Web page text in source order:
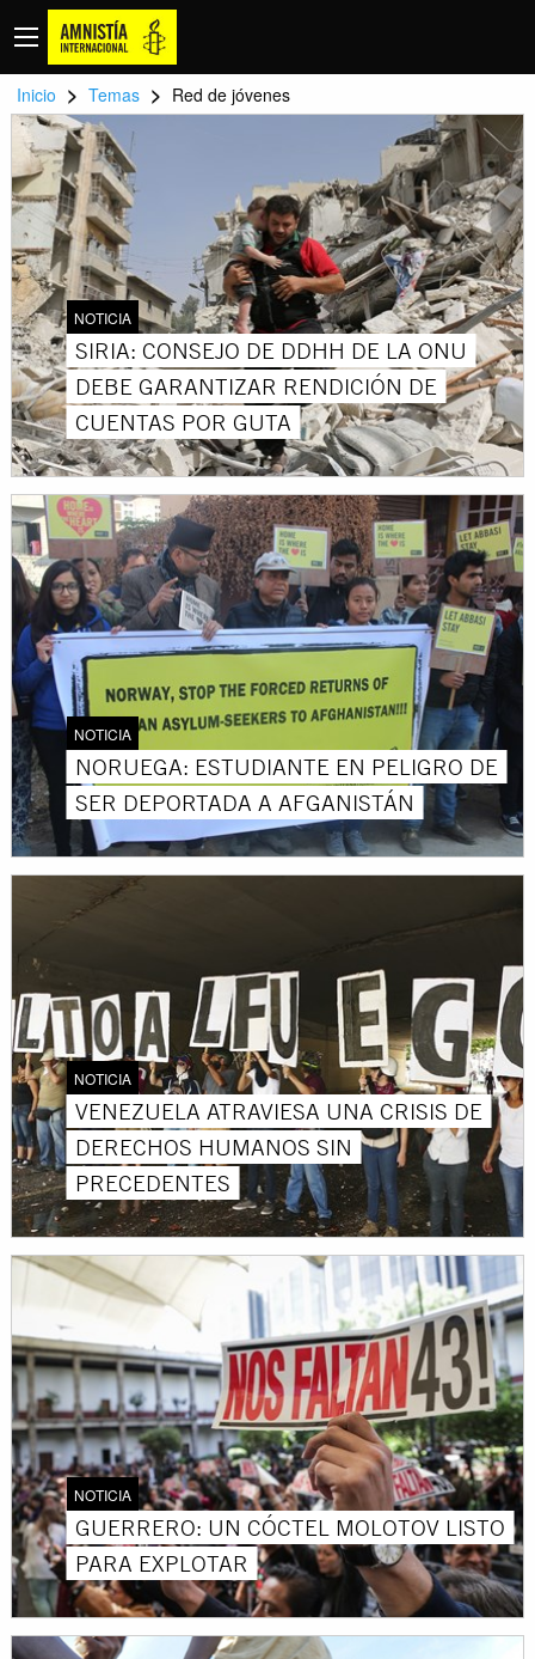
Inicio > Temas > Red de jóvenes
NOTICIA
SIRIA: CONSEJO DE DDHH DE LA ONU
DEBE GARANTIZAR RENDICIÓN DE
CUENTAS POR GUTA
NOTICIA
NORUEGA: ESTUDIANTE EN PELIGRO DE
SER DEPORTADA A AFGANISTÁN
NOTICIA
VENEZUELA ATRAVIESA UNA CRISIS DE
DERECHOS HUMANOS SIN
PRECEDENTES
NOTICIA
GUERRERO: UN CÓCTEL MOLOTOV LISTO
PARA EXPLOTAR